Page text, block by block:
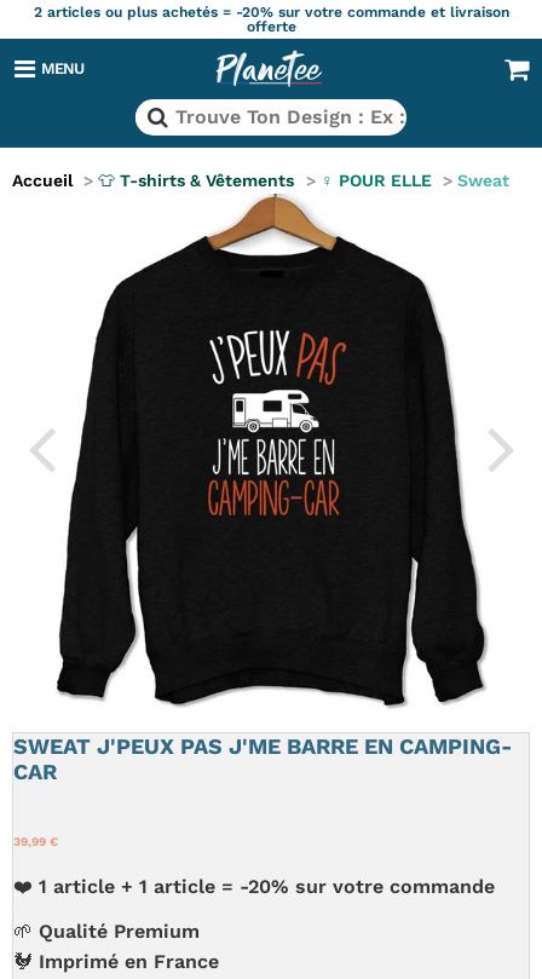
2 articles ou plus achetés = -20% sur votre commande et livraison
offerte
MENU
Accueil > 👕 T-shirts & Vêtements > ♀️​ POUR ELLE > Sweat
SWEAT J'PEUX PAS J'ME BARRE EN CAMPING-
CAR
39,99 €
❤️ 1 article + 1 article = -20% sur votre commande
🌱 Qualité Premium
🐓 Imprimé en France